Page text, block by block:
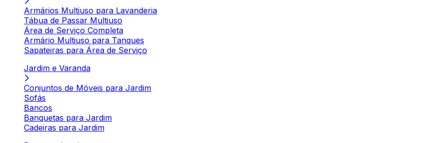
Armários Multiuso para Lavanderia
Tábua de Passar Multiuso
Área de Serviço Completa
Armário Multiuso para Tanques
Sapateiras para Área de Serviço
Jardim e Varanda
Conjuntos de Móveis para Jardim
Sofás
Bancos
Banquetas para Jardim
Cadeiras para Jardim